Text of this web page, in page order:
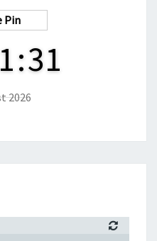
Pin
:32
2026